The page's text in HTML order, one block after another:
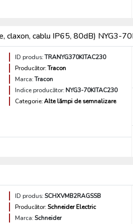
claxon, cablu IP65, 80dB) NYG3-
ID produs: TRANYG370KITAC230
Producător: Tracon
Marca: Tracon
Indice producător: NYG3-70KITAC230
Categorie: Alte lămpi de semnalizare
ID produs: SCHXVMB2RAGSSB
Producător: Schneider Electric
Marca: Schneider